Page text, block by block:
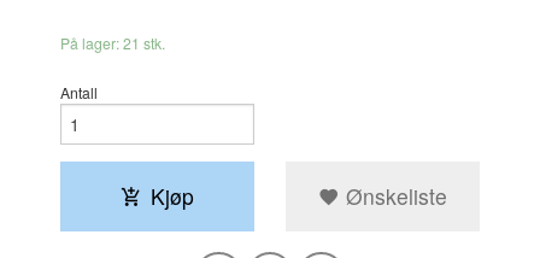
På lager: 21 stk.
Antall
Kjøp Ønskeliste